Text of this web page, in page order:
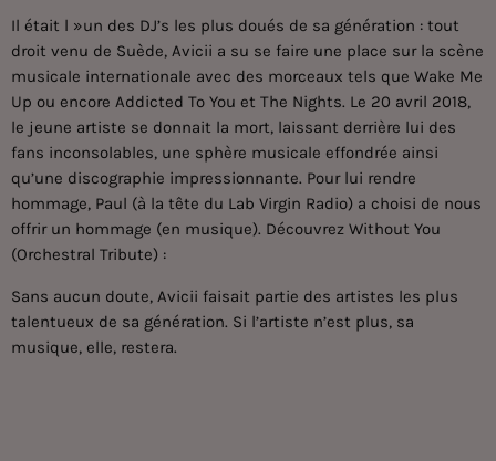
Il était l »un des DJ’s les plus doués de sa génération : tout
droit venu de Suède, Avicii a su se faire une place sur la scène
musicale internationale avec des morceaux tels que Wake Me
Up ou encore Addicted To You et The Nights. Le 20 avril 2018,
le jeune artiste se donnait la mort, laissant derrière lui des
fans inconsolables, une sphère musicale effondrée ainsi
qu’une discographie impressionnante. Pour lui rendre
hommage, Paul (à la tête du Lab Virgin Radio) a choisi de nous
offrir un hommage (en musique). Découvrez Without You
(Orchestral Tribute) :
Sans aucun doute, Avicii faisait partie des artistes les plus
talentueux de sa génération. Si l’artiste n’est plus, sa
musique, elle, restera.